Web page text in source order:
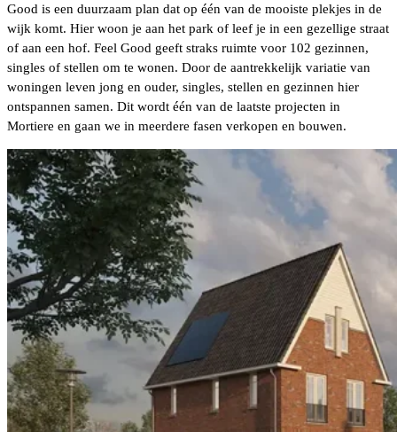
Good is een duurzaam plan dat op één van de mooiste plekjes in de
wijk komt. Hier woon je aan het park of leef je in een gezellige straat
of aan een hof. Feel Good geeft straks ruimte voor 102 gezinnen,
singles of stellen om te wonen. Door de aantrekkelijk variatie van
woningen leven jong en ouder, singles, stellen en gezinnen hier
ontspannen samen. Dit wordt één van de laatste projecten in
Mortiere en gaan we in meerdere fasen verkopen en bouwen.